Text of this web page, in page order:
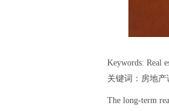
Keywords: Real
关键词：房地
The long-term